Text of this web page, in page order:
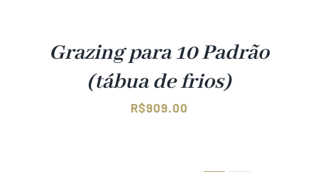
Grazing para 10 Padrão
(tábua de frios)
R$909.00